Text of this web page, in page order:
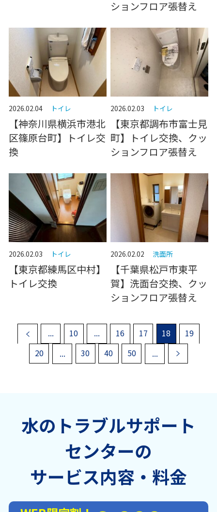
ションフロア張替え
2026.02.04 トイレ
【神奈川県横浜市港北
区篠原台町】トイレ交
換
2026.02.03 トイレ
【東京都調布市富士見
町】トイレ交換、クッ
ションフロア張替え
2026.02.03 トイレ
【東京都練馬区中村】
トイレ交換
2026.02.02 洗面所
【千葉県松戸市東平
賀】洗面台交換、クッ
ションフロア張替え
« ... 10 ... 16 17 18
19
20
... 30 40 50 ... »
水のトラブルサポート
センターの
サービス内容・料金